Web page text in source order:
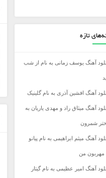
تازه
آهنگ یوسف زمانی به نام از شب
آهنگ افشین آذری به نام گلینیک
آهنگ میثاق راد و مهدی یاریان به
شمرون
آهنگ میثم ابراهیمی به نام پیانو
مهربون من
آهنگ امیر عظیمی به نام گیتار